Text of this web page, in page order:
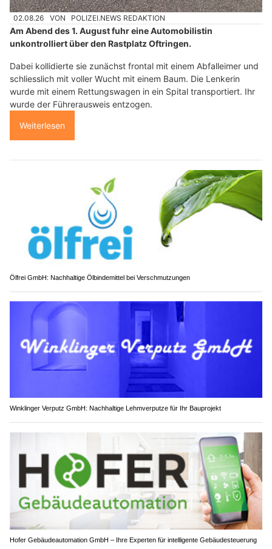
02.08.26 VON POLIZEI.NEWS REDAKTION
Am Abend des 1. August fuhr eine Automobilistin
unkontrolliert über den Rastplatz Oftringen.
Dabei kollidierte sie zunächst frontal mit einem Abfalleimer und
schliesslich mit voller Wucht mit einem Baum. Die Lenkerin
wurde mit einem Rettungswagen in ein Spital transportiert. Ihr
wurde der Führerausweis entzogen.
Weiterlesen
Ölfrei GmbH: Nachhaltige Ölbindemittel bei Verschmutzungen
Winklinger Verputz GmbH: Nachhaltige Lehmverputze für Ihr Bauprojekt
Hofer Gebäudeautomation GmbH – Ihre Experten für intelligente Gebäudesteuerung